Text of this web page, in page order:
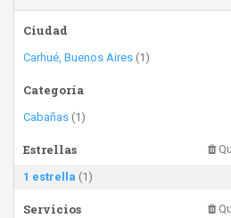
Ciudad
Carhué, Buenos Aires (1)
Categoría
Cabañas (1)
Estrellas
1 estrella (1)
Servicios